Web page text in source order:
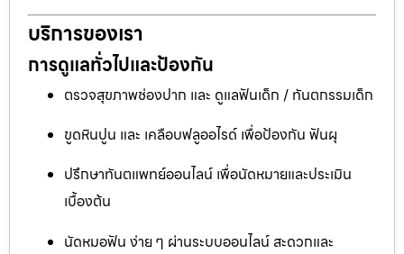
บริการของเรา
การดูแลทั่วไปและป้องกัน
ตรวจสุขภาพช่องปาก และ ดูแลฟันเด็ก / ทันตกรรมเด็ก
ขูดหินปูน และ เคลือบฟลูออไรด์ เพื่อป้องกัน ฟันผุ
ปรึกษาทันตแพทย์ออนไลน์ เพื่อนัดหมายและประเมิน
เบื้องต้น
นัดหมอฟัน ง่าย ๆ ผ่านระบบออนไลน์ สะดวกและ